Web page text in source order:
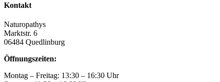
Kontakt
Naturopathys
Marktstr. 6
06484 Quedlinburg
Öffnungszeiten:
Montag – Freitag: 13:30 – 16:30 Uhr